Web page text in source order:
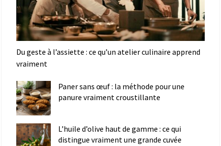
Du geste à l’assiette : ce qu’un atelier culinaire apprend
vraiment
Paner sans œuf : la méthode pour une
panure vraiment croustillante
L’huile d’olive haut de gamme : ce qui
distingue vraiment une grande cuvée